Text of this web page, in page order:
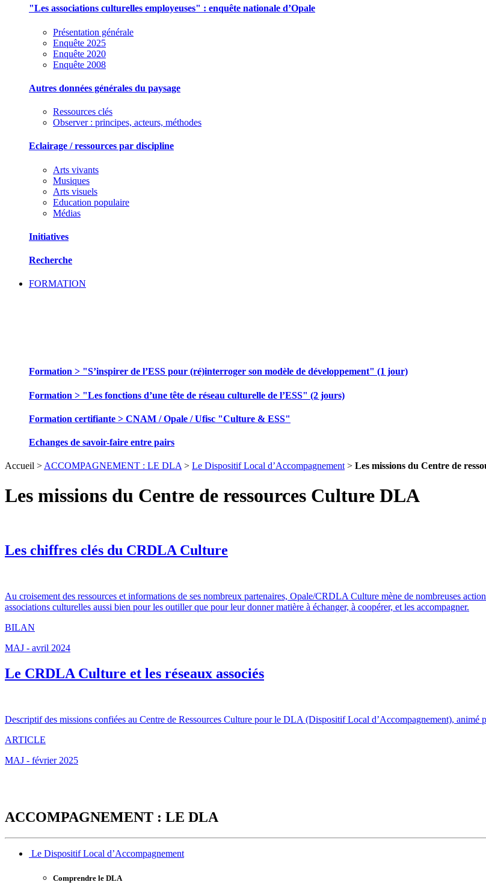
"Les associations culturelles employeuses" : enquête nationale d’Opale
Présentation générale
Enquête 2025
Enquête 2020
Enquête 2008
Autres données générales du paysage
Ressources clés
Observer : principes, acteurs, méthodes
Eclairage / ressources par discipline
Arts vivants
Musiques
Arts visuels
Education populaire
Médias
Initiatives
Recherche
FORMATION
Formation > "S’inspirer de l’ESS pour (ré)interroger son modèle de développement" (1 jour)
Formation > "Les fonctions d’une tête de réseau culturelle de l’ESS" (2 jours)
Formation certifiante > CNAM / Opale / Ufisc "Culture & ESS"
Echanges de savoir-faire entre pairs
Accueil >ACCOMPAGNEMENT : LE DLA> Le Dispositif Local d’Accompagnement> Les missions du Centre de
Les missions du Centre de ressources Culture DLA
Les chiffres clés du CRDLA Culture
Au croisement des ressources et informations de ses nombreux partenaires, Opale/CRDLA Culture mène de nombreuses
associations culturelles aussi bien pour les outiller que pour leur donner matière à échanger, à coopérer, et les accompagner.
BILAN
MAJ - avril 2024
Le CRDLA Culture et les réseaux associés
Descriptif des missions confiées au Centre de Ressources Culture pour le DLA (Dispositif Local d’Accompagnement), animé
ARTICLE
MAJ - février 2025
ACCOMPAGNEMENT : LE DLA
Le Dispositif Local d’Accompagnement
Comprendre le DLA